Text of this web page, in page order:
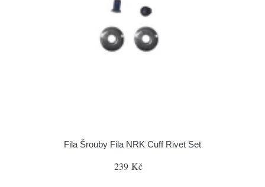
Fila Šrouby Fila NRK Cuff Rivet Set
239 Kč